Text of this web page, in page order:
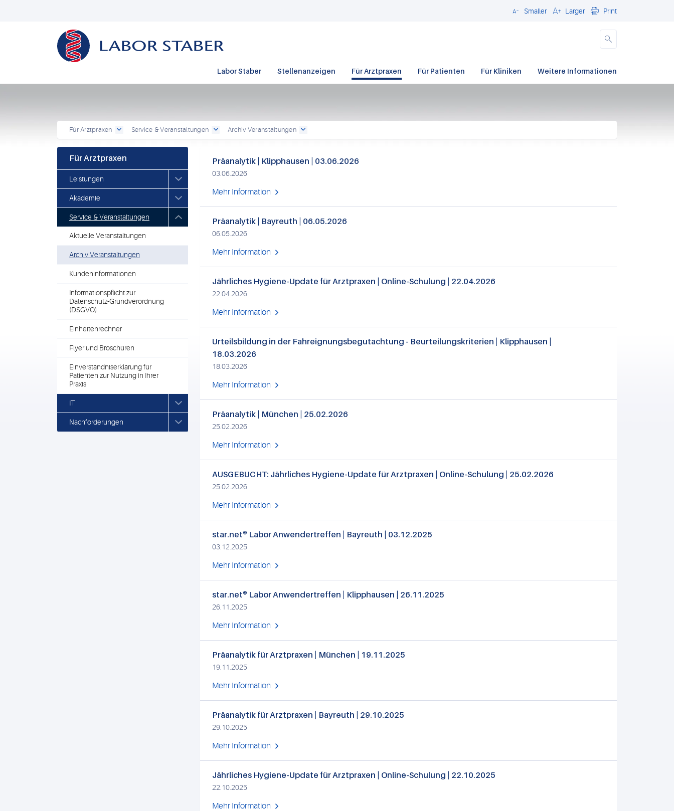
SchließenSmaller Larger Print
Labor Staber Stellenanzeigen Für Arztpraxen Für Patienten Für Kliniken Weitere Informationen
Für Arztpraxen Service & Veranstaltungen Archiv Veranstaltungen
Für Arztpraxen
Leistungen
Akademie
Service & Veranstaltungen
Aktuelle Veranstaltungen
Archiv Veranstaltungen
Kundeninformationen
Informationspflicht zur
Datenschutz-Grundverordnung
(DSGVO)
Einheitenrechner
Flyer und Broschüren
Einverständniserklärung für
Patienten zur Nutzung in Ihrer
Praxis
IT
Nachforderungen
Präanalytik | Klipphausen | 03.06.2026
03.06.2026
Mehr Information
Präanalytik | Bayreuth | 06.05.2026
06.05.2026
Mehr Information
Jährliches Hygiene-Update für Arztpraxen | Online-Schulung | 22.04.2026
22.04.2026
Mehr Information
Urteilsbildung in der Fahreignungsbegutachtung - Beurteilungskriterien | Klipphausen |
18.03.2026
18.03.2026
Mehr Information
Präanalytik | München | 25.02.2026
25.02.2026
Mehr Information
AUSGEBUCHT: Jährliches Hygiene-Update für Arztpraxen | Online-Schulung | 25.02.2026
25.02.2026
Mehr Information
star.net® Labor Anwendertreffen | Bayreuth | 03.12.2025
03.12.2025
Mehr Information
star.net® Labor Anwendertreffen | Klipphausen | 26.11.2025
26.11.2025
Mehr Information
Präanalytik für Arztpraxen | München | 19.11.2025
19.11.2025
Mehr Information
Präanalytik für Arztpraxen | Bayreuth | 29.10.2025
29.10.2025
Mehr Information
Jährliches Hygiene-Update für Arztpraxen | Online-Schulung | 22.10.2025
22.10.2025
Mehr Information